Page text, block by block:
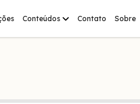
Conteúdos abrirContato Sobre